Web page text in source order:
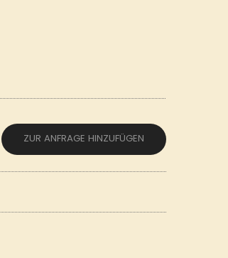
ZUR ANFRAGE HINZUFÜGEN